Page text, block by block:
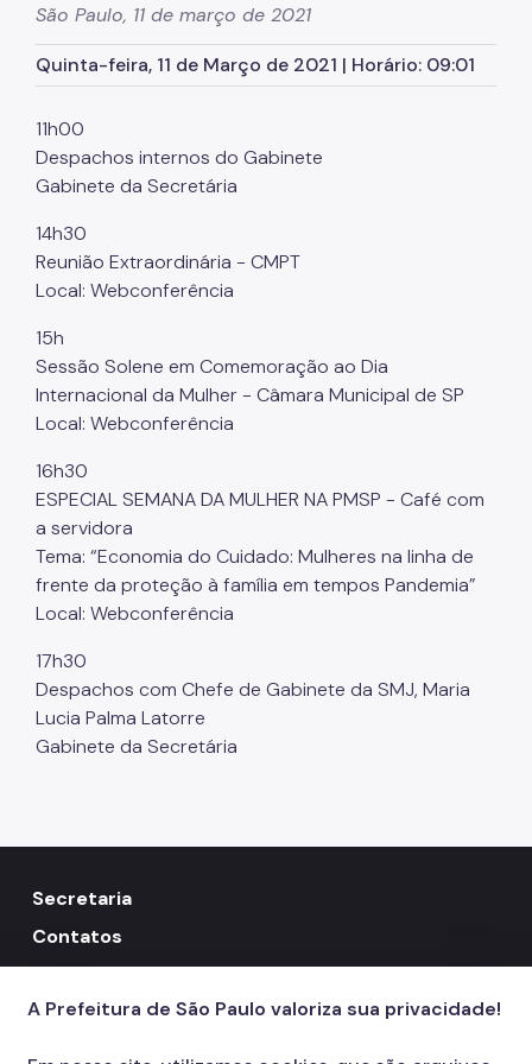
Órgãos colegiados da SMJ
Procuradoria Geral
Notícias
Fale Conosco
São Paulo, 11 de março de 2021
Quinta-feira, 11 de Março de 2021 | Horário: 09:01
11h00
Despachos internos do Gabinete
Gabinete da Secretária
14h30
Reunião Extraordinária - CMPT
Local: Webconferência
15h
Sessão Solene em Comemoração ao Dia
Internacional da Mulher - Câmara Municipal de SP
Local: Webconferência
16h30
ESPECIAL SEMANA DA MULHER NA PMSP - Café com
a servidora
Tema: “Economia do Cuidado: Mulheres na linha de
frente da proteção à família em tempos Pandemia”
Local: Webconferência
17h30
Despachos com Chefe de Gabinete da SMJ, Maria
Lucia Palma Latorre
Gabinete da Secretária
Secretaria
Contatos
156
A Prefeitura de São Paulo valoriza sua privacidade!